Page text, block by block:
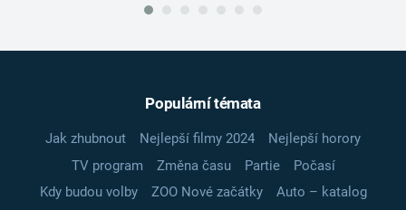
Populární témata
Jak zhubnout Nejlepší filmy 2024
Nejlepší horory
TV program
Změna času Partie
Počasí
Kdy budou volby
ZOO Nové začátky
Auto – katalog